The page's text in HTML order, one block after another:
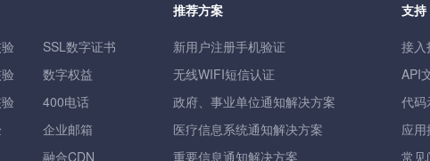
SSL数字证书
数字权益
400电话
企业邮箱
融合CDN
推荐方案
新用户注册手机验证
无线WIFI短信认证
政府、事业单位通知解决方案
医疗信息系统通知解决方案
重要信息通知解决方案
支持
接入
API
代码
应
常见